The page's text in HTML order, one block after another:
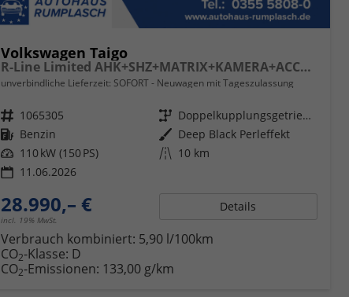
Volkswagen Taigo
R-Line Limited AHK+SHZ+MATRIX+KAMERA+ACC+KLIMA
unverbindliche Lieferzeit: SOFORT Neuwagen mit Tageszulassung
Fahrzeugnr. 1065305 Getriebe
Doppelkupplungsgetriebe (DSG)
Kraftstoff Benzin Außenfarbe Deep Black Perleffekt
Leistung 110 kW (150 PS) Kilometerstand 10 km
11.06.2026
28.990,– €
incl. 19% MwSt.
Details
Verbrauch kombiniert: 5,90 l/100km
CO2-Klasse: D
CO2-Emissionen: 133,00 g/km